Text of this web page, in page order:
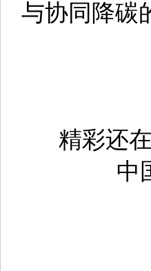
部、中国
会、华南
开展了超